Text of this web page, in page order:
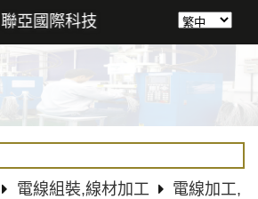
聯亞國際科技
電線組裝,線材加工
電線加工,